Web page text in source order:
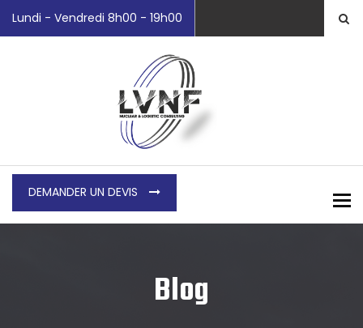
Lundi - Vendredi 8h00 - 19h00
DEMANDER UN DEVIS
Blog